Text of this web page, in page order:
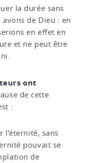
la durée sans
de Dieu : en
en effet en
et ne peut être
ont
de cette
:
l’éternité, sans
pouvait se
de